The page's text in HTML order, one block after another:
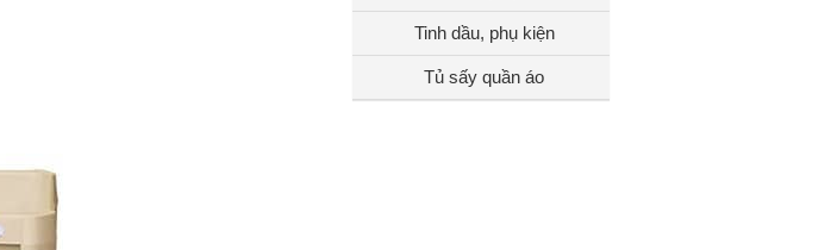
Tinh dầu, phụ kiện
Tủ sấy quần áo